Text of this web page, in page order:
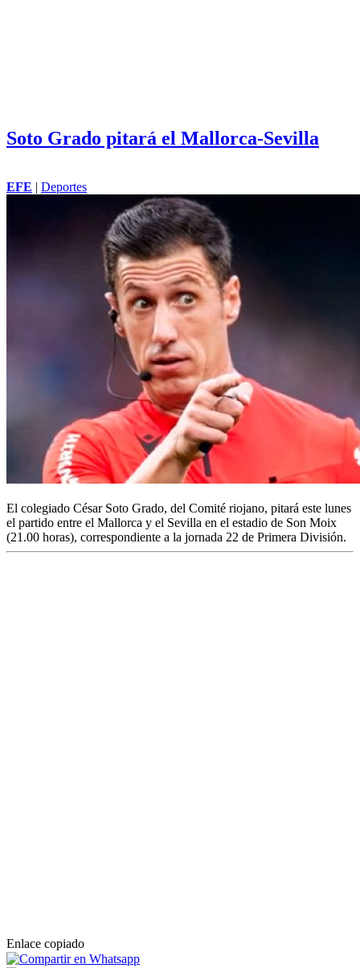
Soto Grado pitará el Mallorca-Sevilla
EFE | Deportes
El colegiado César Soto Grado, del Comité riojano, pitará este lunes
el partido entre el Mallorca y el Sevilla en el estadio de Son Moix
(21.00 horas), correspondiente a la jornada 22 de Primera División.
Enlace copiado